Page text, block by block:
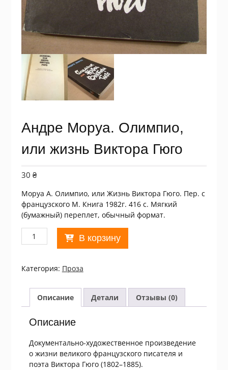
Андре Моруа. Олимпио,
или жизнь Виктора Гюго
30 ₴
Моруа А. Олимпио, или Жизнь Виктора Гюго. Пер. с
французского М. Книга 1982г. 416 с. Мягкий
(бумажный) переплет, обычный формат.
Количество
товара
Моруа.
Олимпио,
или
жизнь
Виктора
Гюго
В корзину
Категория: Проза
Описание Детали Отзывы (0)
Описание
Документально-художественное произведение
о жизни великого французского писателя и
поэта Виктора Гюго (1802–1885).